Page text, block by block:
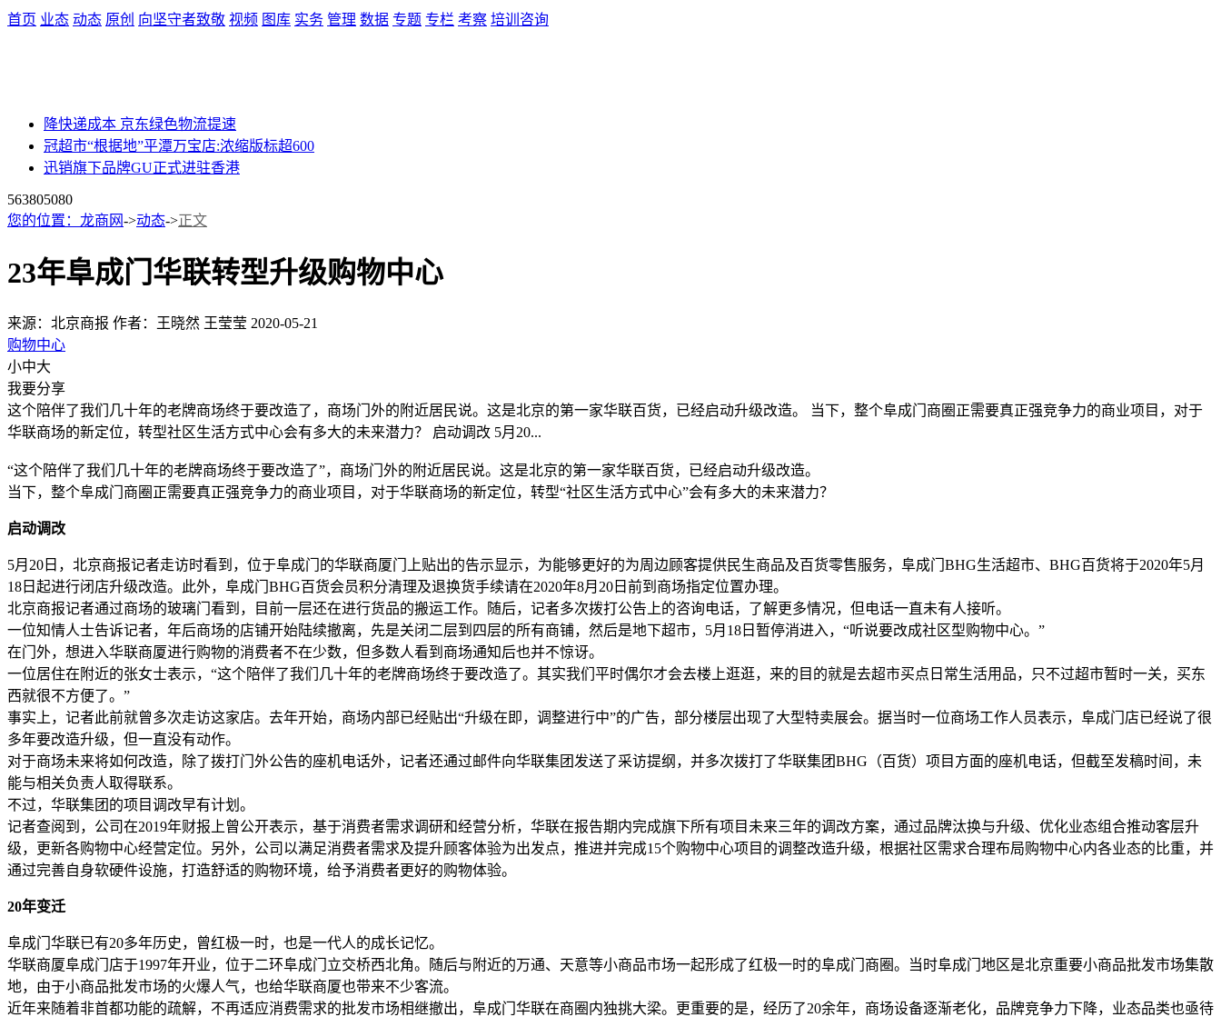
首页 业态 动态 原创 向坚守者致敬 视频 图库 实务 管理 数据 专题 专栏 考察 培训咨询
降快递成本 京东绿色物流提速
冠超市“根据地”平潭万宝店:浓缩版标超600
迅销旗下品牌GU正式进驻香港
563805080
您的位置： 龙商网->动态->正文
23年阜成门华联转型升级购物中心
来源：北京商报 作者：王晓然 王莹莹 2020-05-21
购物中心
小中大
我要分享
这个陪伴了我们几十年的老牌商场终于要改造了，商场门外的附近居民说。这是北京的第一家华联百货，已经启动升级改造。 当下，整个阜成门商圈正需要真正强竞争力的商业项目，对于
华联商场的新定位，转型社区生活方式中心会有多大的未来潜力？ 启动调改 5月20...
“这个陪伴了我们几十年的老牌商场终于要改造了”，商场门外的附近居民说。这是北京的第一家华联百货，已经启动升级改造。
当下，整个阜成门商圈正需要真正强竞争力的商业项目，对于华联商场的新定位，转型“社区生活方式中心”会有多大的未来潜力？
启动调改
5月20日，北京商报记者走访时看到，位于阜成门的华联商厦门上贴出的告示显示，为能够更好的为周边顾客提供民生商品及百货零售服务，阜成门BHG生活超市、BHG百货将于2020年5月
18日起进行闭店升级改造。此外，阜成门BHG百货会员积分清理及退换货手续请在2020年8月20日前到商场指定位置办理。
北京商报记者通过商场的玻璃门看到，目前一层还在进行货品的搬运工作。随后，记者多次拨打公告上的咨询电话，了解更多情况，但电话一直未有人接听。
一位知情人士告诉记者，年后商场的店铺开始陆续撤离，先是关闭二层到四层的所有商铺，然后是地下超市，5月18日暂停消进入，“听说要改成社区型购物中心。”
在门外，想进入华联商厦进行购物的消费者不在少数，但多数人看到商场通知后也并不惊讶。
一位居住在附近的张女士表示，“这个陪伴了我们几十年的老牌商场终于要改造了。其实我们平时偶尔才会去楼上逛逛，来的目的就是去超市买点日常生活用品，只不过超市暂时一关，买东
西就很不方便了。”
事实上，记者此前就曾多次走访这家店。去年开始，商场内部已经贴出“升级在即，调整进行中”的广告，部分楼层出现了大型特卖展会。据当时一位商场工作人员表示，阜成门店已经说了很
多年要改造升级，但一直没有动作。
对于商场未来将如何改造，除了拨打门外公告的座机电话外，记者还通过邮件向华联集团发送了采访提纲，并多次拨打了华联集团BHG（百货）项目方面的座机电话，但截至发稿时间，未
能与相关负责人取得联系。
不过，华联集团的项目调改早有计划。
记者查阅到，公司在2019年财报上曾公开表示，基于消费者需求调研和经营分析，华联在报告期内完成旗下所有项目未来三年的调改方案，通过品牌汰换与升级、优化业态组合推动客层升
级，更新各购物中心经营定位。另外，公司以满足消费者需求及提升顾客体验为出发点，推进并完成15个购物中心项目的调整改造升级，根据社区需求合理布局购物中心内各业态的比重，并
通过完善自身软硬件设施，打造舒适的购物环境，给予消费者更好的购物体验。
20年变迁
阜成门华联已有20多年历史，曾红极一时，也是一代人的成长记忆。
华联商厦阜成门店于1997年开业，位于二环阜成门立交桥西北角。随后与附近的万通、天意等小商品市场一起形成了红极一时的阜成门商圈。当时阜成门地区是北京重要小商品批发市场集散
地，由于小商品批发市场的火爆人气，也给华联商厦也带来不少客流。
近年来随着非首都功能的疏解，不再适应消费需求的批发市场相继撤出，阜成门华联在商圈内独挑大梁。更重要的是，经历了20余年，商场设备逐渐老化，品牌竞争力下降，业态品类也亟待